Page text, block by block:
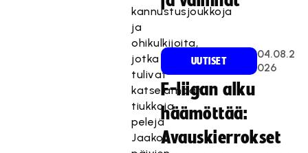
kannustusjoukkoja
ja
ohikulkijoita,
jotka
tulivat
katselamaan
tiukkoja
pelejä
Jaakon
UUTISET
04.08.2
026
F-liigan alku
häämöttää:
Avauskierrokset